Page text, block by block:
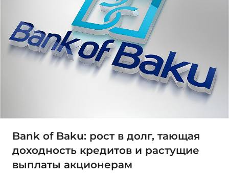
Bank of Baku: рост в долг, тающая
доходность кредитов и растущие
выплаты акционерам